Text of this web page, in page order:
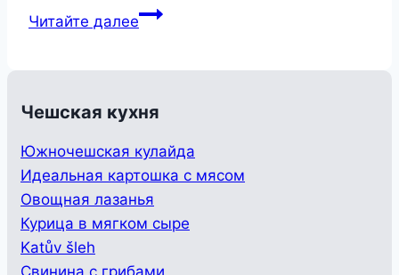
Читайте далееСуп-
Чешская кухня
Южночешская кулайда
Идеальная картошка с мясом
Овощная лазанья
Курица в мягком сыре
Katův šleh